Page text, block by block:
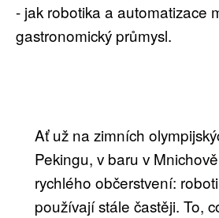
- jak robotika a automatizace
gastronomický průmysl.
Ať už na zimních
Pekingu, v baru v
rychlého občerstvení:
používají stále častěji. To,